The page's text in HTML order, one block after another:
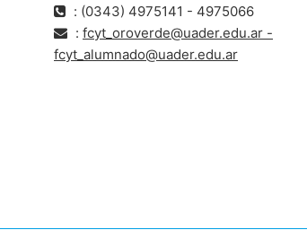
: (0343) 4975141 - 4975066
: fcyt_oroverde@uader.edu.ar -
fcyt_alumnado@uader.edu.ar